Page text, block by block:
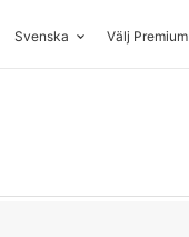
Svenska Välj Premium